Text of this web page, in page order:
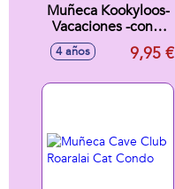
Muñeca Kookyloos-
Vacaciones -con 3
expresiones
diferentes.Incluye 1
Modelos surtidos
4 años 9,95 €